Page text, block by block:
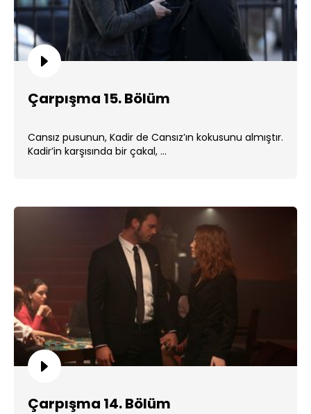
Çarpışma 15. Bölüm
Cansız pusunun, Kadir de Cansız’ın kokusunu almıştır.
Kadir’in karşısında bir çakal, ...
Çarpışma 14. Bölüm